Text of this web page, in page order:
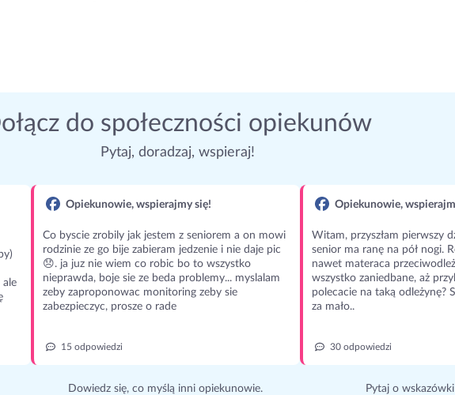
do społeczności opiekunów
Pytaj, doradzaj, wspieraj!
ale
Opiekunowie, wspierajmy się!
Co byscie zrobily jak jestem z seniorem a on mowi
rodzinie ze go bije zabieram jedzenie i nie daje pic
😞. ja juz nie wiem co robic bo to wszystko
nieprawda, boje sie ze beda problemy... myslalam
zeby zaproponowac monitoring zeby sie
zabezpieczyc, prosze o rade
15 odpowiedzi
Dowiedz się, co myślą inni opiekunowie.
Opiekunowie,
Witam, przyszłam pierwszy
senior ma ranę na pół nogi.
nawet materaca
wszystko zaniedbane, aż
polecacie na taką odleżynę?
za mało..
30 odpowiedzi
Pytaj o